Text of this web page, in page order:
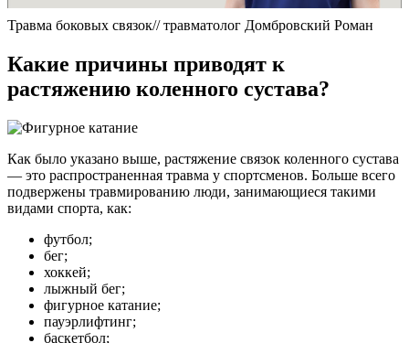
Травма боковых связок// травматолог Домбровский Роман
Какие причины приводят к
растяжению коленного сустава?
Как было указано выше, растяжение связок коленного сустава
— это распространенная травма у спортсменов. Больше всего
подвержены травмированию люди, занимающиеся такими
видами спорта, как:
футбол;
бег;
хоккей;
лыжный бег;
фигурное катание;
пауэрлифтинг;
баскетбол;